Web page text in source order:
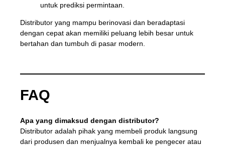
untuk prediksi permintaan.
Distributor yang mampu berinovasi dan beradaptasi
dengan cepat akan memiliki peluang lebih besar untuk
bertahan dan tumbuh di pasar modern.
FAQ
Apa yang dimaksud dengan distributor?
Distributor adalah pihak yang membeli produk langsung
dari produsen dan menjualnya kembali ke pengecer atau